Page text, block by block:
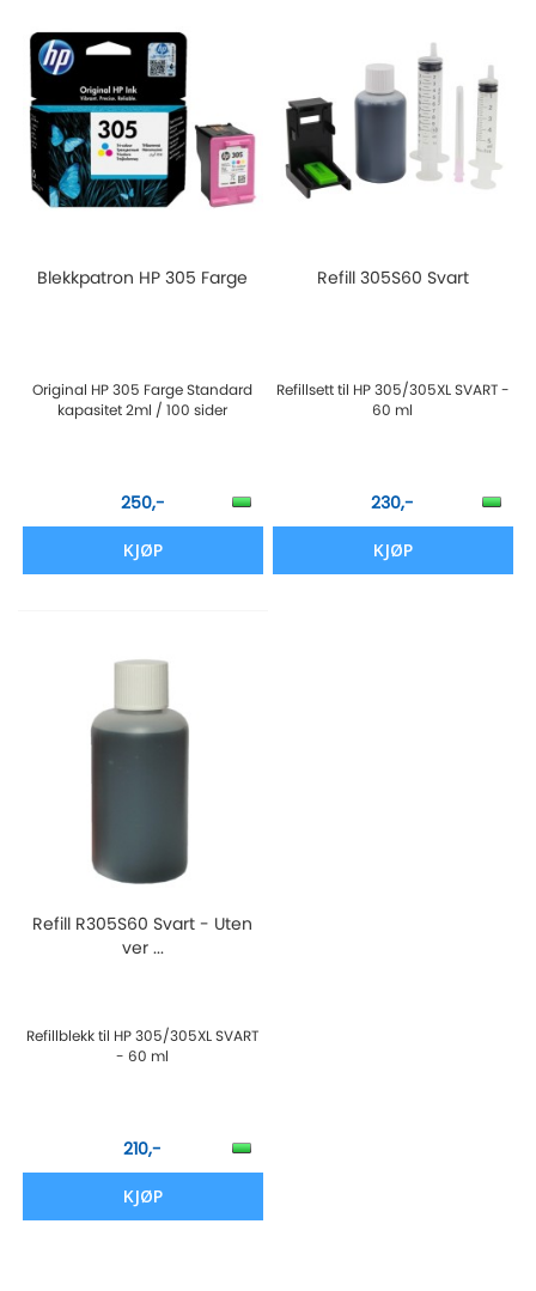
Blekkpatron HP 305 Farge
Original HP 305 Farge Standard
kapasitet 2ml / 100 sider
250,-
KJØP
Refill 305S60 Svart
Refillsett til HP 305/305XL SVART -
60 ml
230,-
KJØP
Refill R305S60 Svart - Uten
ver ...
Refillblekk til HP 305/305XL SVART
- 60 ml
210,-
KJØP